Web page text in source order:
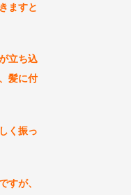
ますと
立ち込
髪に付
く振っ
すが、